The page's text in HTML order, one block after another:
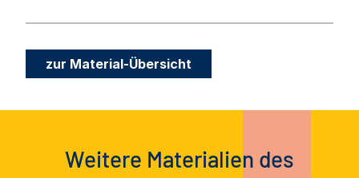
zur Material-Übersicht
Weitere Materialien des